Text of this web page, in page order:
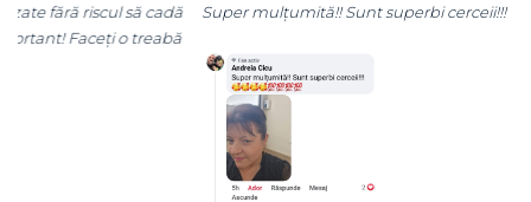
Super mulțumită!! Sunt superbi cerceii!!!